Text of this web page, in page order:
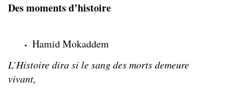
Des moments d’histoire
Hamid Mokaddem
L’Histoire dira si le sang des morts demeure
vivant,